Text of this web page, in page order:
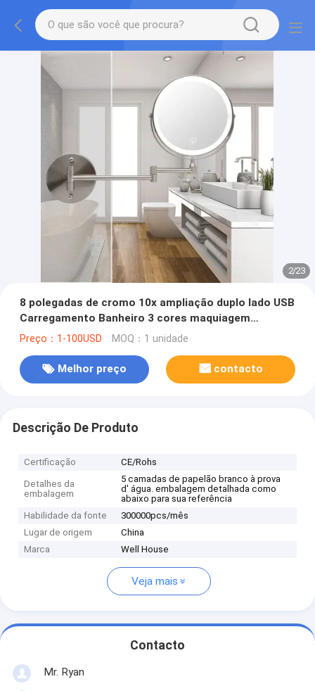
2/23
8 polegadas de cromo 10x ampliação duplo lado USB
Carregamento Banheiro 3 cores maquiagem
Lâmpada de espelho ((WH-MR-82)
Preço：1-100USD MOQ：1 unidade
Melhor preço contacto
Descrição De Produto
Certificação CE/Rohs
Detalhes da
embalagem
5 camadas de papelão branco à prova
d' água. embalagem detalhada como
abaixo para sua referência
Habilidade da fonte
300000pcs/mês
Lugar de origem
China
Marca
Well House
Veja mais
Contacto
Mr. Ryan